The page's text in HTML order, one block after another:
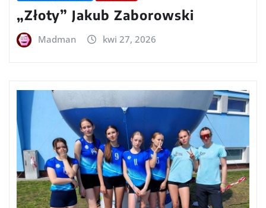
„Złoty” Jakub Zaborowski
Madman kwi 27, 2026